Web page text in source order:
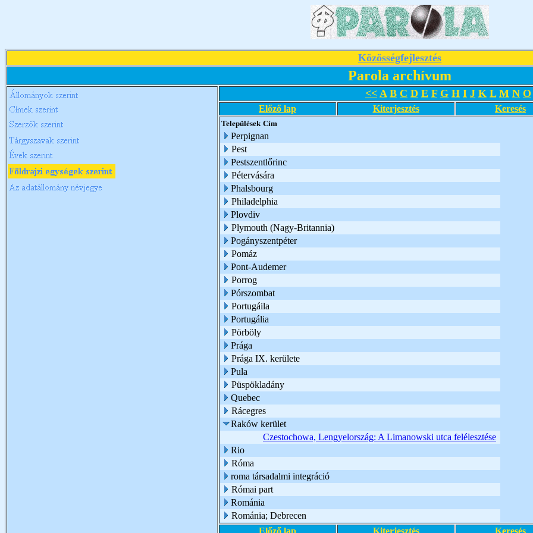
Közösségfejlesztés
Parola archívum
<< A B C D E F G H I J K L M N O
Előző lap Kiterjesztés Keresés
Települések Cím
Perpignan
Pest
Pestszentlőrinc
Pétervására
Phalsbourg
Philadelphia
Plovdiv
Plymouth (Nagy-Britannia)
Pogányszentpéter
Pomáz
Pont-Audemer
Porrog
Pórszombat
Portugáila
Portugália
Pörböly
Prága
Prága IX. kerülete
Pula
Püspökladány
Quebec
Rácegres
Raków kerület
Czestochowa, Lengyelország: A Limanowski utca felélesztése
Rio
Róma
roma társadalmi integráció
Római part
Románia
Románia; Debrecen
Előző lap
Kiterjesztés Keresés